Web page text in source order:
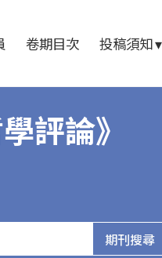
卷期目次 投稿須知 ▾
評論》